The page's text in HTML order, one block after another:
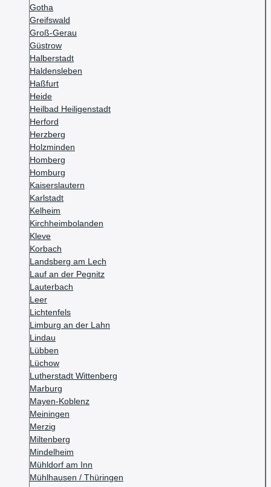
Gotha
Greifswald
Groß-Gerau
Güstrow
Halberstadt
Haldensleben
Haßfurt
Heide
Heilbad Heiligenstadt
Herford
Herzberg
Holzminden
Homberg
Homburg
Kaiserslautern
Karlstadt
Kelheim
Kirchheimbolanden
Kleve
Korbach
Landsberg am Lech
Lauf an der Pegnitz
Lauterbach
Leer
Lichtenfels
Limburg an der Lahn
Lindau
Lübben
Lüchow
Lutherstadt Wittenberg
Marburg
Mayen-Koblenz
Meiningen
Merzig
Miltenberg
Mindelheim
Mühldorf am Inn
Mühlhausen / Thüringen